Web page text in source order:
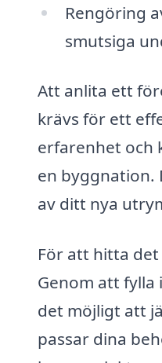
Rengöring
smutsiga
Att anlita ett
krävs för ett
erfarenhet och
en byggnation.
av ditt nya
För att hitta
Genom att
det möjligt att
passar dina